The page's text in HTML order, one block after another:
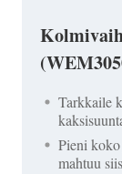
Tarkkaile
Pieni
mahtuu